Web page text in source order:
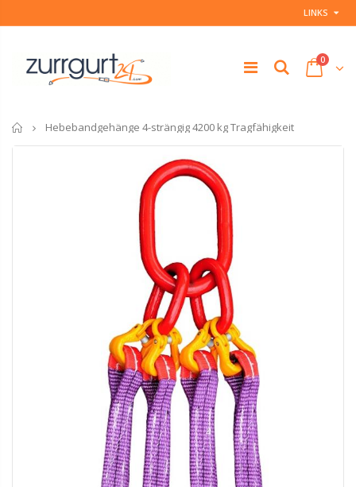
LINKS
0
Startseite
Hebebandgehänge 4-strängig 4200 kg Tragfähigkeit